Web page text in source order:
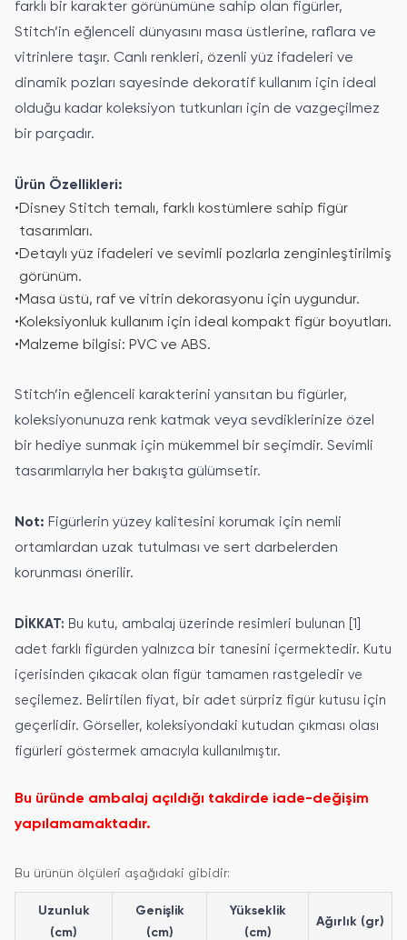
farklı bir karakter görünümüne sahip olan figürler,
Stitch’in eğlenceli dünyasını masa üstlerine, raflara ve
vitrinlere taşır. Canlı renkleri, özenli yüz ifadeleri ve
dinamik pozları sayesinde dekoratif kullanım için ideal
olduğu kadar koleksiyon tutkunları için de vazgeçilmez
bir parçadır.
Ürün Özellikleri:
•Disney Stitch temalı, farklı kostümlere sahip figür
tasarımları.
•Detaylı yüz ifadeleri ve sevimli pozlarla zenginleştirilmiş
görünüm.
•Masa üstü, raf ve vitrin dekorasyonu için uygundur.
•Koleksiyonluk kullanım için ideal kompakt figür boyutları.
•Malzeme bilgisi: PVC ve ABS.
Stitch’in eğlenceli karakterini yansıtan bu figürler,
koleksiyonunuza renk katmak veya sevdiklerinize özel
bir hediye sunmak için mükemmel bir seçimdir. Sevimli
tasarımlarıyla her bakışta gülümsetir.
Not: Figürlerin yüzey kalitesini korumak için nemli
ortamlardan uzak tutulması ve sert darbelerden
korunması önerilir.
DİKKAT: Bu kutu, ambalaj üzerinde resimleri bulunan [1]
adet farklı figürden yalnızca bir tanesini içermektedir. Kutu
içerisinden çıkacak olan figür tamamen rastgeledir ve
seçilemez. Belirtilen fiyat, bir adet sürpriz figür kutusu için
geçerlidir. Görseller, koleksiyondaki kutudan çıkması olası
figürleri göstermek amacıyla kullanılmıştır.
Bu üründe ambalaj açıldığı takdirde iade-değişim
yapılamamaktadır.
Bu ürünün ölçüleri aşağıdaki gibidir:
Uzunluk
(cm)
Genişlik
(cm)
Yükseklik
(cm)
Ağırlık (gr)